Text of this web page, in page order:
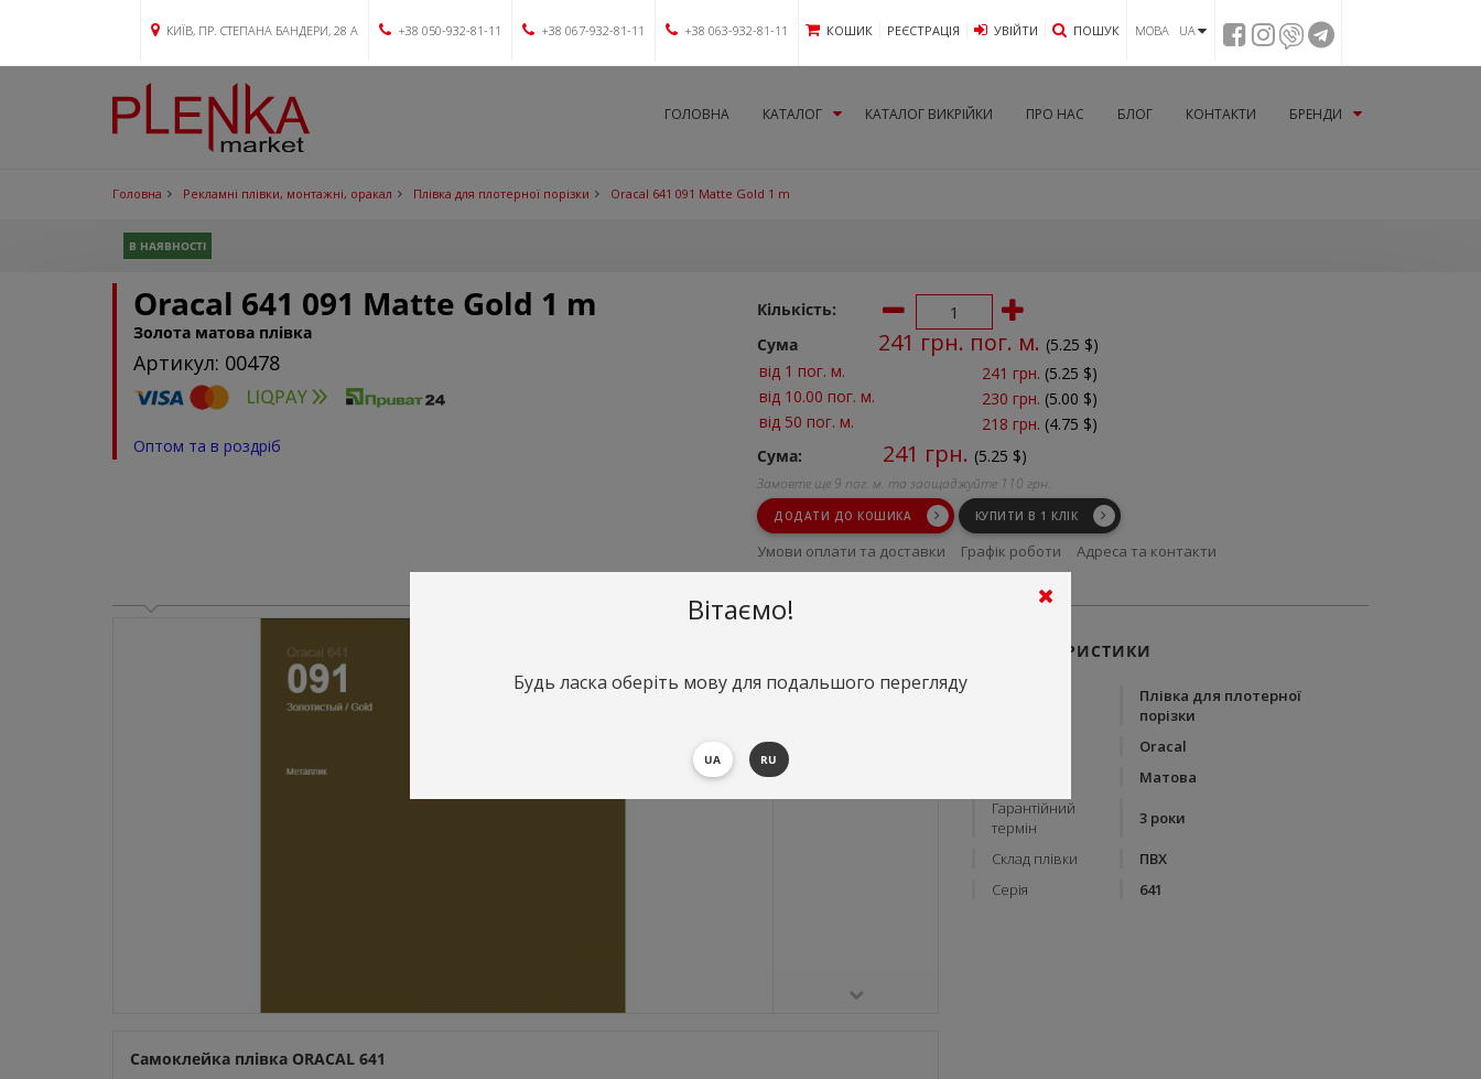
КИЇВ, ПР. СТЕПАНА БАНДЕРИ, 28 А +38 050-932-81-11 +38 067-932-81-11 +38 063-932-81-11 КОШИК РЕЄСТРАЦІЯ УВIЙТИ ПОШУК МОВА UA
ГОЛОВНА КАТАЛОГ КАТАЛОГ ВИКРІЙКИ ПРО НАС БЛОГ КОНТАКТИ БРЕНДИ
Головна Рекламні плівки, монтажні, оракал Плівка для плотерної порізки Oracal 641 091 Matte Gold 1 m
В НАЯВНОСТІ
Oracal 641 091 Matte Gold 1 m
Золота матова плівка
Артикул: 00478
Оптом та в роздріб
Кількість:
Сума
241 грн. пог. м. (5.25 $)
від 1 пог. м.
241 грн. (5.25 $)
від 10.00 пог. м.
230 грн. (5.00 $)
від 50 пог. м.
218 грн. (4.75 $)
Сума:
241 грн. (5.25 $)
Замовте ще 9 пог. м. та заощаджуйте 110 грн.
ДОДАТИ ДО КОШИКА КУПИТИ В 1 КЛІК
Умови оплати та доставки Графік роботи
Адреса та контакти
Умови повернення
Самоклейка плівка ORACAL 641
ХАРАКТЕРИСТИКИ
Плівка для плотерної
порізки
Oracal
Матова
Гарантійний
термін
3 роки
Склад плівки
ПВХ
Серія
641
Вітаємо!
Будь ласка оберіть мову для подальшого перегляду
UA RU